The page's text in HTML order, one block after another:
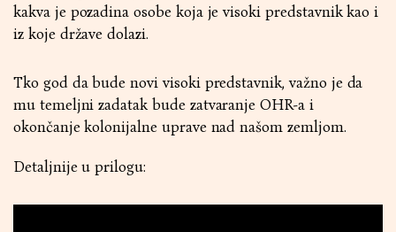
kakva je pozadina osobe koja je visoki predstavnik kao i
iz koje države dolazi.
Tko god da bude novi visoki predstavnik, važno je da
mu temeljni zadatak bude zatvaranje OHR-a i
okončanje kolonijalne uprave nad našom zemljom.
Detaljnije u prilogu: